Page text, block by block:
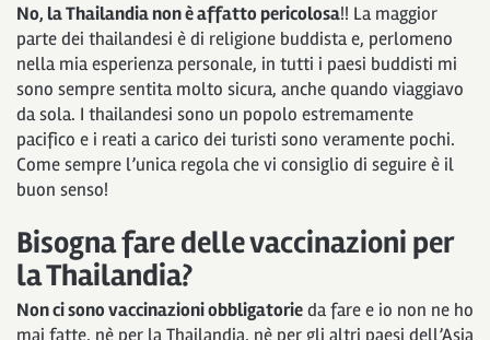
No, la Thailandia non è affatto pericolosa!! La maggior
parte dei thailandesi è di religione buddista e, perlomeno
nella mia esperienza personale, in tutti i paesi buddisti mi
sono sempre sentita molto sicura, anche quando viaggiavo
da sola. I thailandesi sono un popolo estremamente
pacifico e i reati a carico dei turisti sono veramente pochi.
Come sempre l’unica regola che vi consiglio di seguire è il
buon senso!
Bisogna fare delle vaccinazioni per
la Thailandia?
Non ci sono vaccinazioni obbligatorieda fare e io non ne ho
mai fatte, nè per la Thailandia, nè per gli altri paesi dell’Asia